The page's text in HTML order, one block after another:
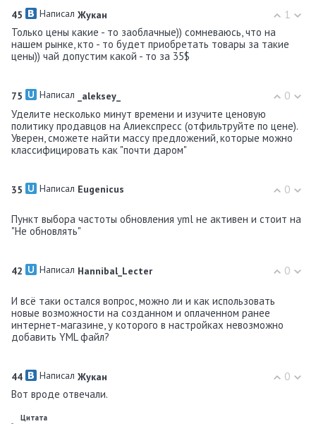
1
45 Написал Жукан
Только цены какие - то заоблачные)) сомневаюсь, что на
нашем рынке, кто - то будет приобретать товары за такие
цены)) чай допустим какой - то за 35$
0
75 Написал _aleksey_
Уделите несколько минут времени и изучите ценовую
политику продавцов на Алиекспресс (отфильтруйте по цене).
Уверен, сможете найти массу предложений, которые можно
классифицировать как "почти даром"
0
35 Написал Eugenicus
Пункт выбора частоты обновления yml не активен и стоит на
"Не обновлять"
0
42 Написал Hannibal_Lecter
И всё таки остался вопрос, можно ли и как использовать
новые возможности на созданном и оплаченном ранее
интернет-магазине, у которого в настройках невозможно
добавить YML файл?
0
44 Написал Жукан
Вот вроде отвечали.
Цитата